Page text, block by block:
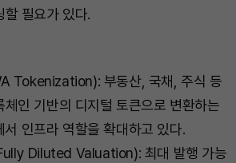
필요가 있다.
Tokenization): 부동산, 국채, 주식 등
체인 기반의 디지털 토큰으로 변환하는
서 인프라 역할을 확대하고 있다.
Diluted Valuation): 최대 발행 가능